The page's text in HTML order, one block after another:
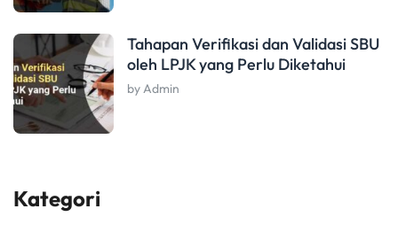
Tahapan Verifikasi dan Validasi SBU
oleh LPJK yang Perlu Diketahui
by Admin
Kategori